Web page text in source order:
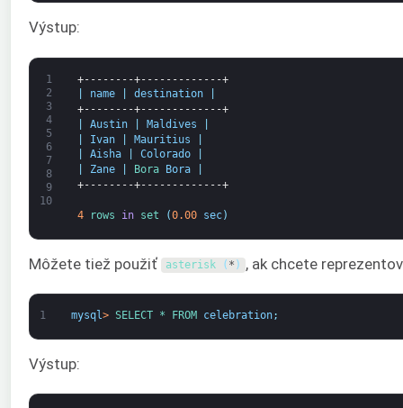
Výstup:
1
2
3
4
5
6
7
8
9
10
+--------+-------------+
name destination
+--------+-------------+
Austin Maldives
Ivan Mauritius
Aisha Colorado
Zane Bora Bora
+--------+-------------+
4 rows in set (0.00 sec)
Môžete tiež použiť asterisk ( * ) , ak chcete
1 mysql> SELECT * FROM celebration;
Výstup: